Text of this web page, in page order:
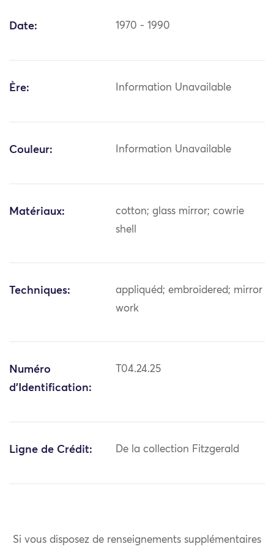
Date: 1970 - 1990
Ère: Information Unavailable
Couleur: Information Unavailable
Matériaux:
cotton; glass mirror; cowrie
shell
Techniques:
appliquéd; embroidered; mirror
work
Numéro
d'Identification:
T04.24.25
Ligne de Crédit: De la collection Fitzgerald
Si vous disposez de renseignements supplémentaires